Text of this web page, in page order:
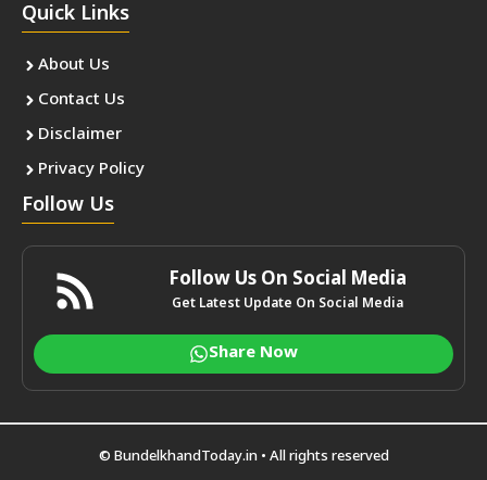
Quick Links
About Us
Contact Us
Disclaimer
Privacy Policy
Follow Us
Follow Us On Social Media
Get Latest Update On Social Media
Share Now
© BundelkhandToday.in • All rights reserved